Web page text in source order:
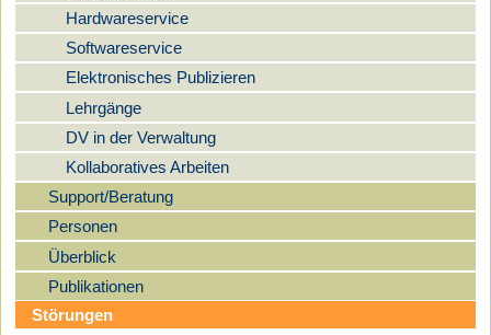
Hardwareservice
Softwareservice
Elektronisches Publizieren
Lehrgänge
DV in der Verwaltung
Kollaboratives Arbeiten
Support/Beratung
Personen
Überblick
Publikationen
Störungen